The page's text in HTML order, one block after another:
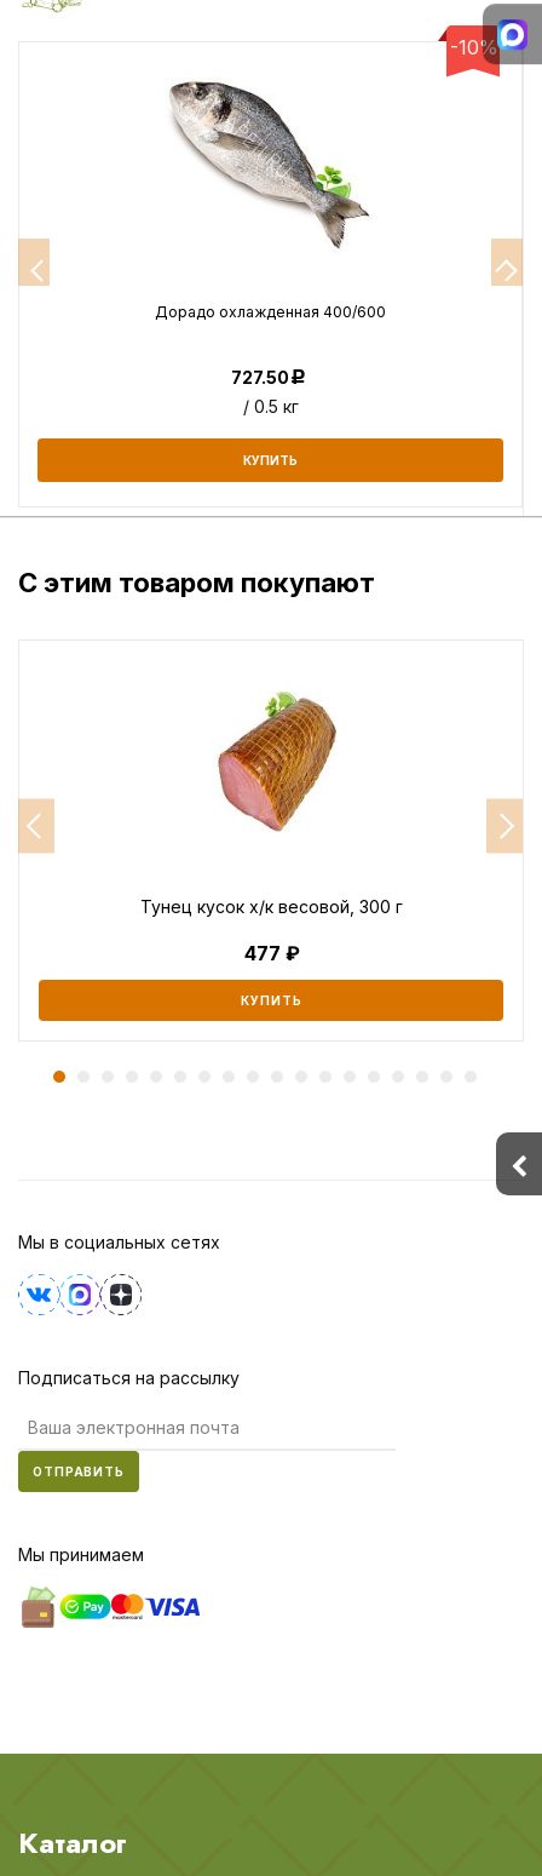
-10%
Дорадо охлажденная 400/600
727.50Р
/ 0.5 кг
КУПИТЬ
С этим товаром покупают
Тунец кусок х/к весовой, 300 г
477
КУПИТЬ
Мы в социальных сетях
Подписаться на рассылку
ОТПРАВИТЬ
Мы принимаем
Каталог